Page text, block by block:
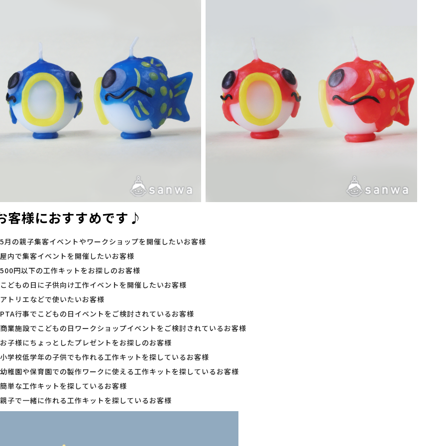
客様におすすめです♪
5月の親子集客イベントやワークショップを開催したいお客様
屋内で集客イベントを開催したいお客様
500円以下の工作キットをお探しのお客様
こどもの日に子供向け工作イベントを開催したいお客様
アトリエなどで使いたいお客様
PTA行事でこどもの日イベントをご検討されているお客様
商業施設でこどもの日ワークショップイベントをご検討されているお客様
お子様にちょっとしたプレゼントをお探しのお客様
小学校低学年の子供でも作れる工作キットを探しているお客様
幼稚園や保育園での製作ワークに使える工作キットを探しているお客様
簡単な工作キットを探しているお客様
親子で一緒に作れる工作キットを探しているお客様